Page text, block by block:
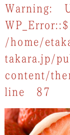
Warning:
/home/
takara.jp/
content/
line 87